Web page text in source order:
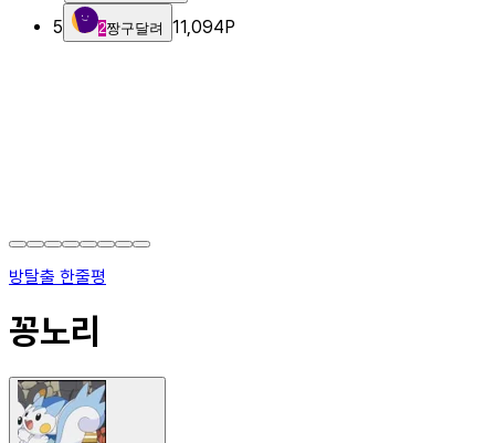
5
2짱구달려 11,094P
방탈출 한줄평
꽁노리